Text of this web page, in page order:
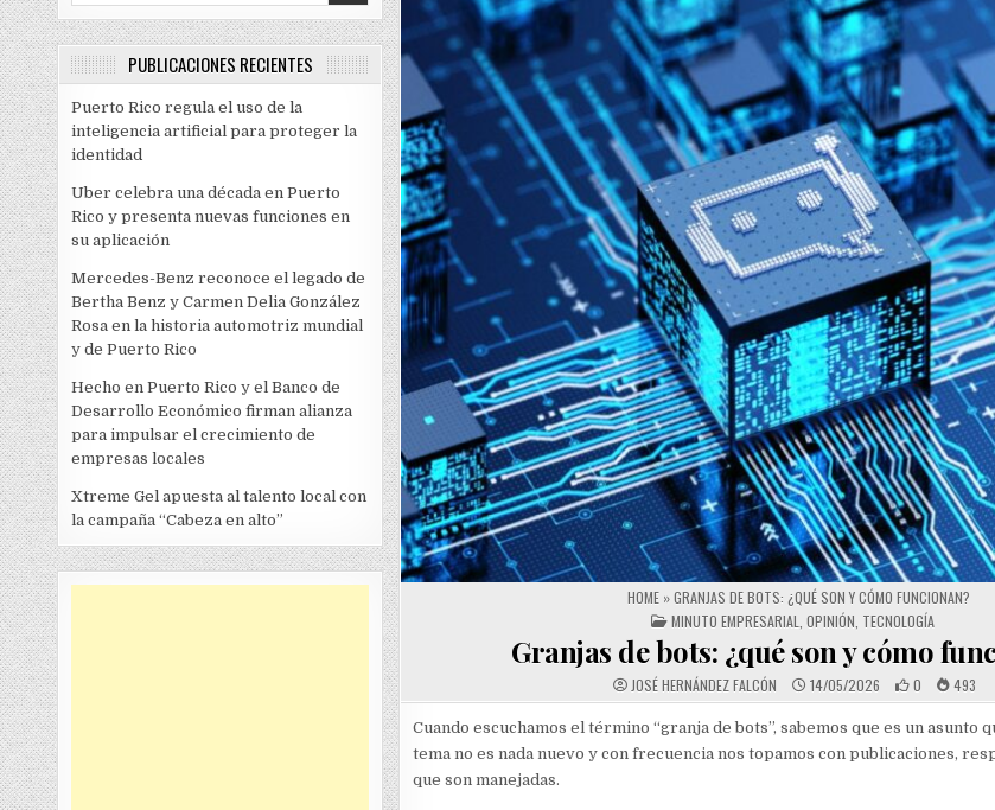
HOME»GRANJAS DE BOTS: ¿QUÉ SON Y CÓMO FUNCIONAN?
POSTED IN
MINUTO EMPRESARIAL, OPINIÓN, TECNOLOGÍA
Granjas de bots: ¿qué son y cómo
JOSÉ HERNÁNDEZ FALCÓN 14/05/2026 0 493
Cuando escuchamos el término “granja de bots”, sabemos que es un asunto
tema no es nada nuevo y con frecuencia nos topamos con publicaciones,
que son manejadas.
PUBLICACIONES RECIENTES
Puerto Rico regula el uso de la
inteligencia artificial para proteger la
identidad
Uber celebra una década en Puerto
Rico y presenta nuevas funciones en
su aplicación
Mercedes-Benz reconoce el legado de
Bertha Benz y Carmen Delia González
Rosa en la historia automotriz mundial
y de Puerto Rico
Hecho en Puerto Rico y el Banco de
Desarrollo Económico firman alianza
para impulsar el crecimiento de
empresas locales
Xtreme Gel apuesta al talento local con
la campaña “Cabeza en alto”